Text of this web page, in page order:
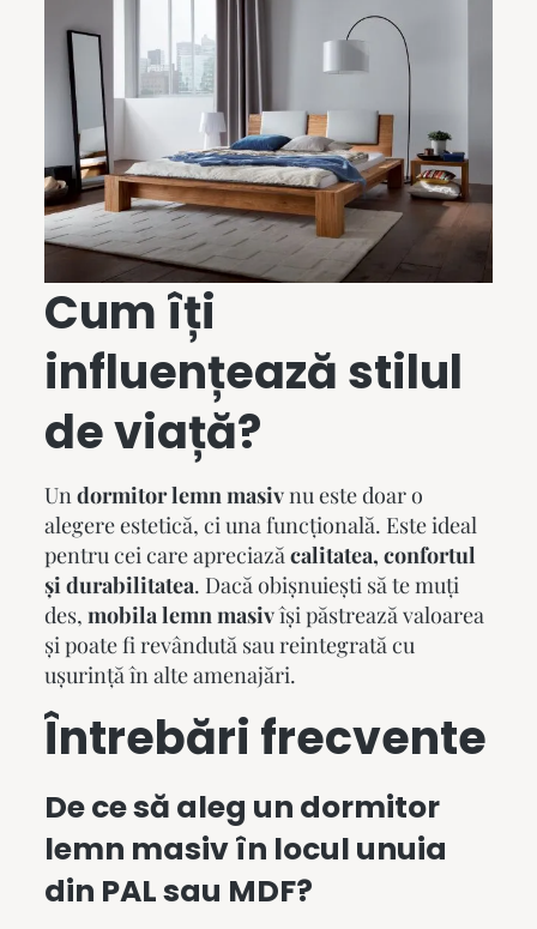
Cum îți
influențează stilul
de viață?
Undormitor lemn masivnu este doar o
alegere estetică, ci una funcțională. Este ideal
pentru cei care apreciazăcalitatea, confortul
și durabilitatea. Dacă obișnuiești să te muți
des, mobila lemn masivîși păstrează valoarea
și poate fi revândută sau reintegrată cu
ușurință în alte amenajări.
Întrebări frecvente
De ce să aleg un dormitor
lemn masivîn locul unuia
din PAL sau MDF?